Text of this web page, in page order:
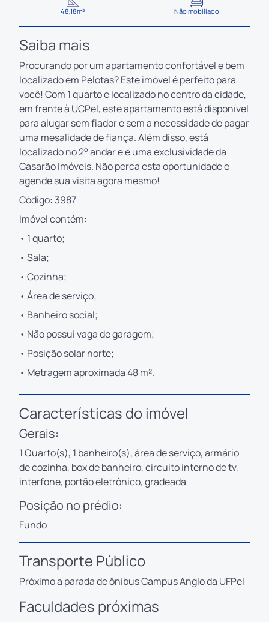
48,18m² Não mobiliado
Saiba mais
Procurando por um apartamento confortável e bem
localizado em Pelotas? Este imóvel é perfeito para
você! Com 1 quarto e localizado no centro da cidade,
em frente à UCPel, este apartamento está disponível
para alugar sem fiador e sem a necessidade de pagar
uma mesalidade de fiança. Além disso, está
localizado no 2° andar e é uma exclusividade da
Casarão Imóveis. Não perca esta oportunidade e
agende sua visita agora mesmo!
Código: 3987
Imóvel contém:
• 1 quarto;
• Sala;
• Cozinha;
• Área de serviço;
• Banheiro social;
• Não possui vaga de garagem;
• Posição solar norte;
• Metragem aproximada 48 m².
Características do imóvel
Gerais:
1 Quarto(s), 1 banheiro(s), área de serviço, armário
de cozinha, box de banheiro, circuito interno de tv,
interfone, portão eletrônico, gradeada
Posição no prédio:
Fundo
Transporte Público
Próximo a parada de ônibus Campus Anglo da UFPel
Faculdades próximas